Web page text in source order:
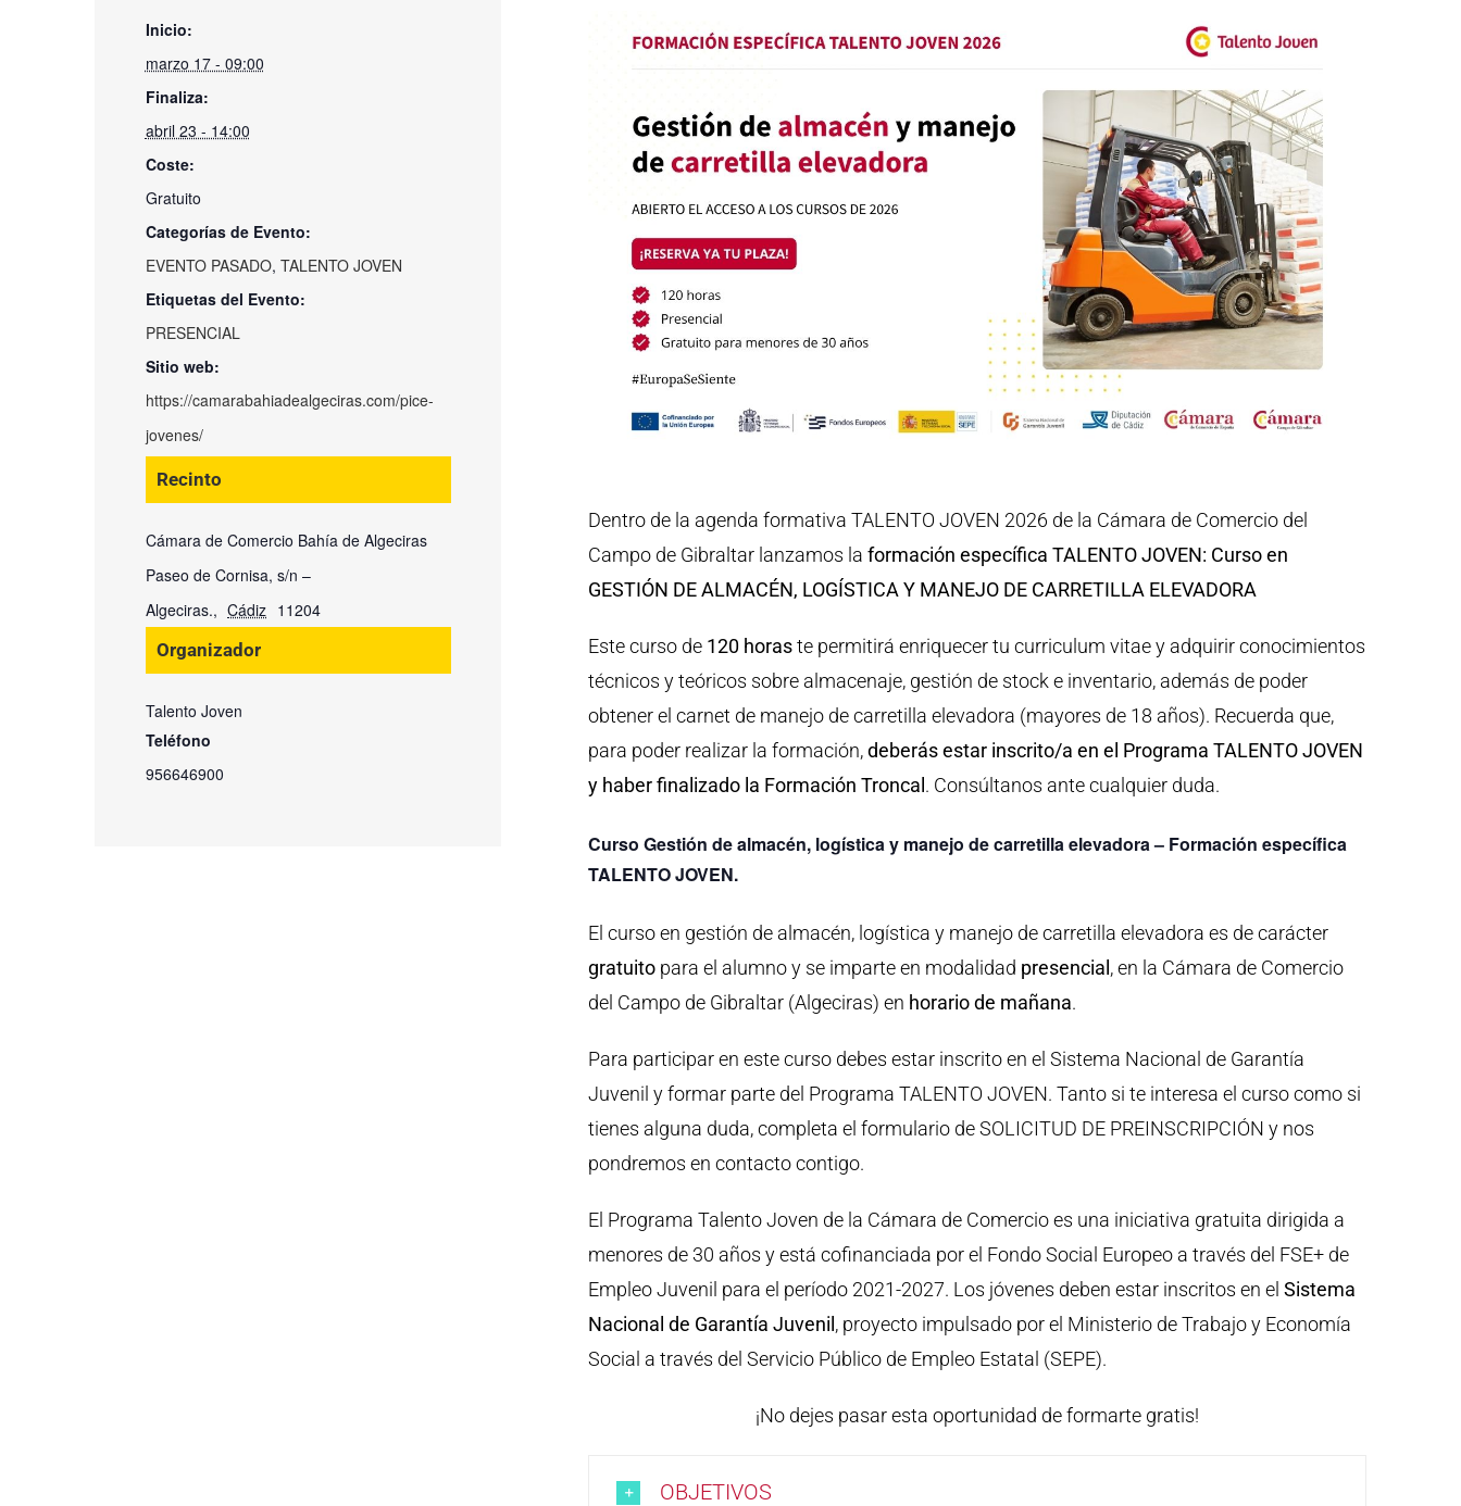
Dentro de la agenda formativa TALENTO JOVEN 2026 de la Cámara de Comercio del
Campo de Gibraltar lanzamos la formación específica TALENTO JOVEN: Curso en
GESTIÓN DE ALMACÉN, LOGÍSTICA Y MANEJO DE CARRETILLA ELEVADORA
Este curso de 120 horaste permitirá enriquecer tu curriculum vitae y adquirir conocimientos
técnicos y teóricos sobre almacenaje, gestión de stock e inventario, además de poder
obtener el carnet de manejo de carretilla elevadora (mayores de 18 años). Recuerda que,
para poder realizar la formación,deberás estar inscrito/a en el Programa TALENTO JOVEN
y haber finalizado la Formación Troncal. Consúltanos ante cualquier duda.
Curso Gestión de almacén, logística y manejo de carretilla elevadora – Formación específica
TALENTO JOVEN.
El curso en gestión de almacén, logística y manejo de carretilla elevadora es de carácter
gratuito para el alumno y se imparte en modalidad presencial, en la Cámara de Comercio
del Campo de Gibraltar (Algeciras) en horario de mañana.
Para participar en este curso debes estar inscrito en el Sistema Nacional de Garantía
Juvenil y formar parte del Programa TALENTO JOVEN. Tanto si te interesa el curso como si
tienes alguna duda, completa el formulario de SOLICITUD DE PREINSCRIPCIÓN y nos
pondremos en contacto contigo.
El Programa Talento Joven de la Cámara de Comercio es una iniciativa gratuita dirigida a
menores de 30 años y está cofinanciada por el Fondo Social Europeo a través del FSE+ de
Empleo Juvenil para el período 2021-2027. Los jóvenes deben estar inscritos en elSistema
Nacional de Garantía Juvenil, proyecto impulsado por el Ministerio de Trabajo y Economía
Social a través del Servicio Público de Empleo Estatal (SEPE).
¡No dejes pasar esta oportunidad de formarte gratis!
OBJETIVOS
Inicio:
marzo 17 - 09:00
Finaliza:
abril 23 - 14:00
Coste:
Gratuito
Categorías de Evento:
EVENTO PASADO, TALENTO JOVEN
Etiquetas del Evento:
PRESENCIAL
Sitio web:
https://camarabahiadealgeciras.com/pice-
jovenes/
Recinto
Cámara de Comercio Bahía de Algeciras
Paseo de Cornisa, s/n –
Algeciras., Cádiz 11204
Organizador
Talento Joven
Teléfono
956646900